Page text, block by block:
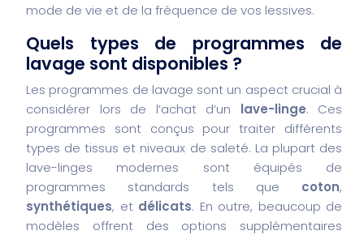
mode de vie et de la fréquence de vos lessives.
Quels types de programmes de
lavage sont disponibles ?
Les programmes de lavage sont un aspect crucial à
considérer lors de l’achat d’un lave-linge. Ces
programmes sont conçus pour traiter différents
types de tissus et niveaux de saleté. La plupart des
lave-linges modernes sont équipés de
programmes standards tels que coton,
synthétiques, et délicats. En outre, beaucoup de
modèles offrent des options supplémentaires